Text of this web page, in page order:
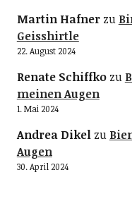
Martin Hafnerzu
Geisshirtle
22. August 2024
Renate Schiffkozu
meinen Augen
1. Mai 2024
Andrea Dikelzu
Augen
30. April 2024